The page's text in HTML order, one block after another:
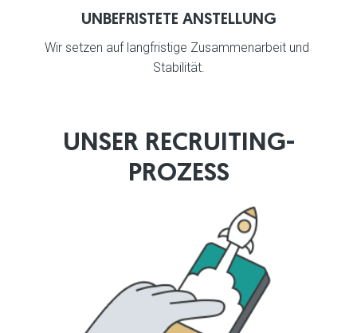
UNBEFRISTETE ANSTELLUNG
Wir setzen auf langfristige Zusammenarbeit und
Stabilität.
UNSER RECRUITING-
PROZESS